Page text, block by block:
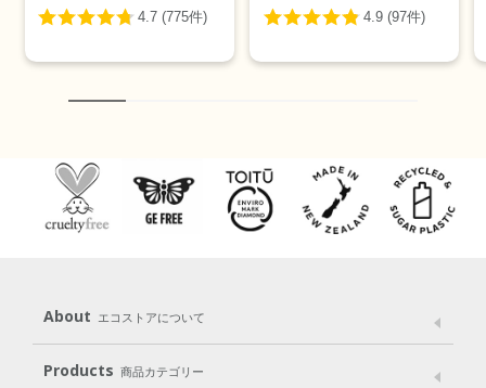
About エコストアについて
メッセージ ブランドストーリー
Products 商品カテゴリー